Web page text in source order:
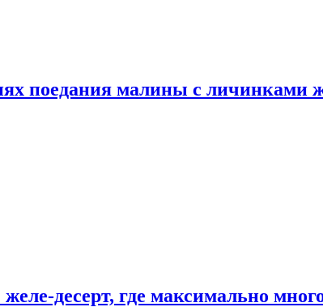
поедания малины с личинками
десерт, где максимально